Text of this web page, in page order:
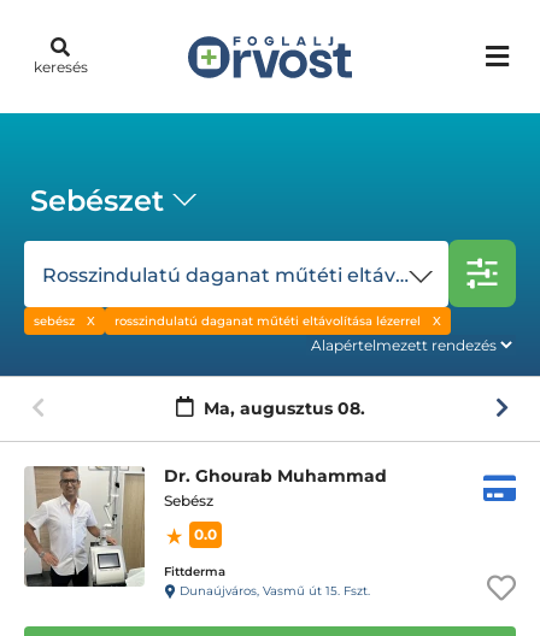
keresés
Sebészet
Rosszindulatú daganat műtéti eltávolítása lézerrel
sebész rosszindulatú daganat műtéti eltávolítása lézerrel
Ma, augusztus 08.
Dr. Ghourab Muhammad
Sebész
0.0
Fittderma
Dunaújváros, Vasmű út 15. Fszt.